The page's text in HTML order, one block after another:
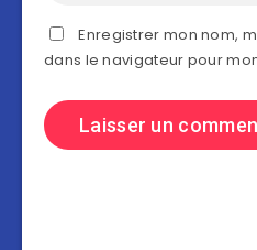
Enregistrer mon nom,
dans le navigateur pour